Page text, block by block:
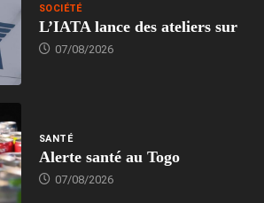
SOCIÉTÉ
L’IATA lance des ateliers sur
07/08/2026
SANTÉ
Alerte santé au Togo
07/08/2026